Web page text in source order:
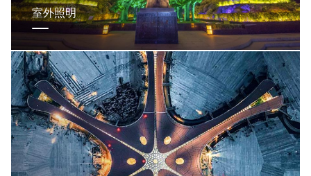
室外照明